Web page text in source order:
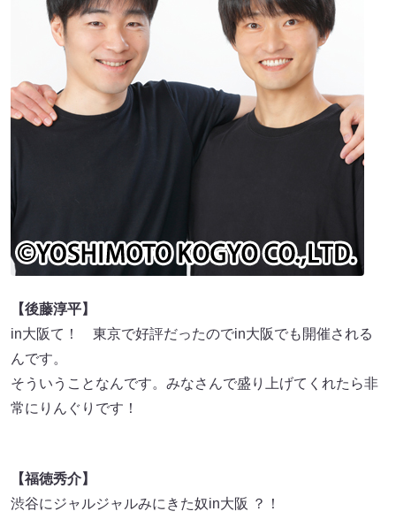
【後藤淳平】
in大阪て！ 東京で好評だったのでin大阪でも開催される
んです。
そういうことなんです。みなさんで盛り上げてくれたら非
常にりんぐりです！
【福徳秀介】
渋谷にジャルジャルみにきた奴in大阪 ？！